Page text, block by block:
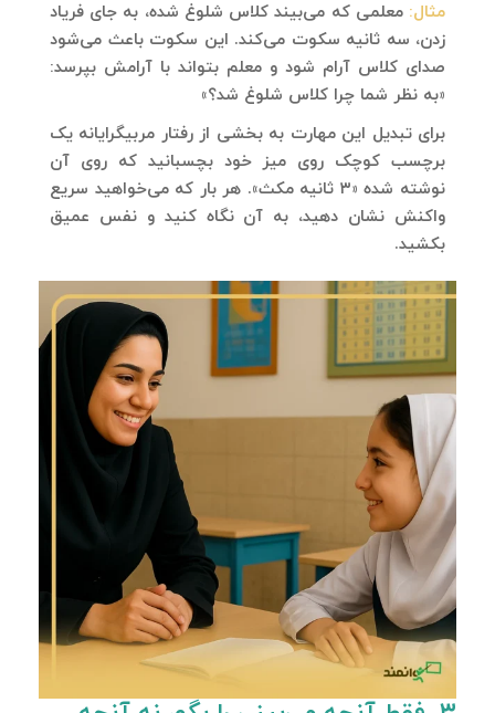
مثال: معلمی که می‌بیند کلاس شلوغ شده، به جای فریاد
زدن، سه ثانیه سکوت می‌کند. این سکوت باعث می‌شود
صدای کلاس آرام شود و معلم بتواند با آرامش بپرسد:
«به نظر شما چرا کلاس شلوغ شد؟»
برای تبدیل این مهارت به بخشی از رفتار مربیگرایانه‌ یک
برچسب کوچک روی میز خود بچسبانید که روی آن
نوشته شده «۳ ثانیه مکث». هر بار که می‌خواهید سریع
واکنش نشان دهید، به آن نگاه کنید و نفس عمیق
بکشید.